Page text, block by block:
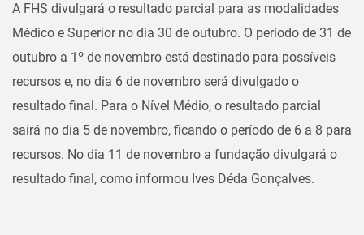
A FHS divulgará o resultado parcial para as modalidades
Médico e Superior no dia 30 de outubro. O período de 31 de
outubro a 1º de novembro está destinado para possíveis
recursos e, no dia 6 de novembro será divulgado o
resultado final. Para o Nível Médio, o resultado parcial
sairá no dia 5 de novembro, ficando o período de 6 a 8 para
recursos. No dia 11 de novembro a fundação divulgará o
resultado final, como informou Ives Déda Gonçalves.